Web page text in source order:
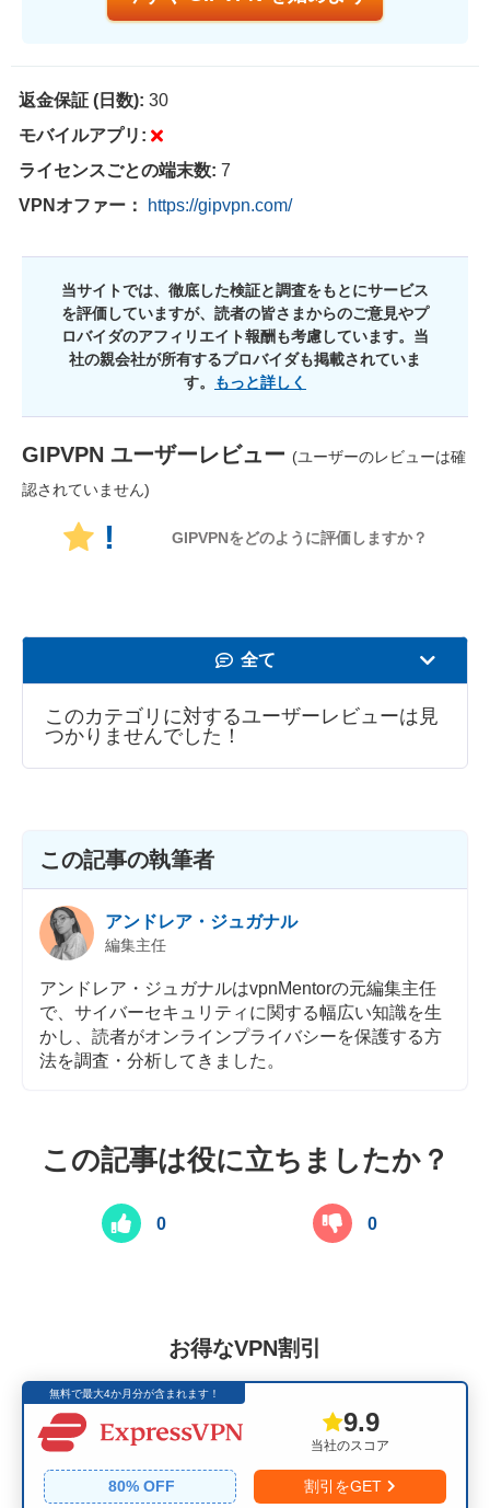
返金保証 (日数): 30
モバイルアプリ:
ライセンスごとの端末数: 7
VPNオファー：
https://gipvpn.com/
当サイトでは、徹底した検証と調査をもとにサービス
を評価していますが、読者の皆さまからのご意見やプ
ロバイダのアフィリエイト報酬も考慮しています。当
社の親会社が所有するプロバイダも掲載されていま
す。
もっと詳しく
GIPVPN ユーザーレビュー (ユーザーのレビューは確
認されていません)
! GIPVPNをどのように評価しますか？
全て
速度
カスタマーサポ
このカテゴリに対するユーザーレビューは見
つかりませんでした！
この記事の執筆者
アンドレア・ジュガナル
編集主任
アンドレア・ジュガナルはvpnMentorの元編集主任
で、サイバーセキュリティに関する幅広い知識を生
かし、読者がオンラインプライバシーを保護する方
法を調査・分析してきました。
この記事は役に立ちましたか？
0 0
お得なVPN割引
無料で最大4か月分が含まれます！
当社のスコア
9.9
80% OFF 割引をGET